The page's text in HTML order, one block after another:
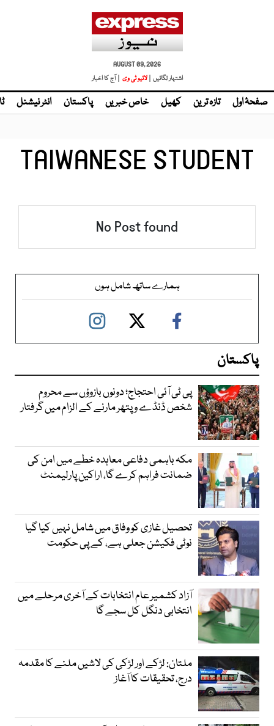
AUGUST 09, 2026
اشتہار لگائیں | لائیو ٹی وی | آج کا اخبار
صفحۂ اول تازہ ترین کھیل خاص خبریں پاکستان انٹر نیشنل
TAIWANESE STUDENT
No Post found
ہمارے ساتھ شامل ہوں
پاکستان
پی ٹی آئی احتجاج؛ دونوں بازوؤں سے محروم
شخص ڈنڈے و پتھر مارنے کے الزام میں گرفتار
مکہ باہمی دفاعی معاہدہ خطے میں امن کی
ضمانت فراہم کرے گا، اراکین پارلیمنٹ
تحصیل غازی کو وفاق میں شامل نہیں کیا گیا
نوٹی فکیشن جعلی ہے، کے پی حکومت
آزاد کشمیر عام انتخابات کے آخری مرحلے میں
انتخابی دنگل کل سجے گا
ملتان: لڑکے اور لڑکی کی لاشیں ملنے کا مقدمہ
درج، تحقیقات کا آغاز